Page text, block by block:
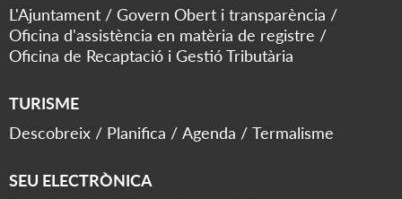
L'Ajuntament
Govern Obert i transparència
Oficina d'assistència en matèria de registre
Oficina de Recaptació i Gestió Tributària
TURISME
Descobreix
Planifica Agenda Termalisme
SEU ELECTRÒNICA